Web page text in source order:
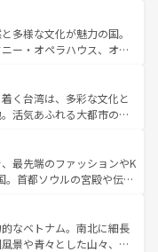
と美食が融合した独特の
各地域で異なる魅力を楽
歴史を感じることができ
リカ
ほしい。
の観光地といえばオアフ
マウイ島やカウアイ島が
輝く海をはじめ、豊かな
を迎えてくれるハワイの
ハワイアンミュージッ
べてがハワイの魅力を彩
い。
多様な文化が魅力の国。
ー・オペラハウス、オー
るウルル（エアーズロッ
やケアンズの熱帯雨林な
カフェやワイン、オージ
おり、サーフィンやダイ
ドア好きにはたまらな
を存分に味わいつくそ
く台湾は、多彩な文化と
活気あふれる大都市の台
湾東部など、都市の喧騒
訪れる人に新しい発見と
奥深い台湾の食文化も魅
、バラエティ豊かな料理
湾情報は コンテンツ一覧を参
最先端のファッションやK
。首都ソウルの宮殿や伝統
の自然美を楽しむことが
絶品のストリートフード
ている。夜には、韓国な
なベトナム。南北に細長
景や青々とした山々、世